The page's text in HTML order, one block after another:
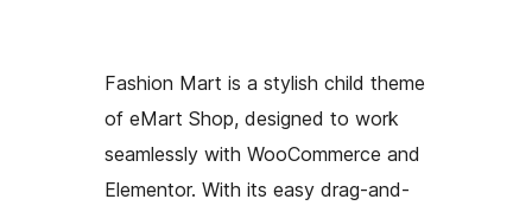
Fashion Mart is a stylish child theme
of eMart Shop, designed to work
seamlessly with WooCommerce and
Elementor. With its easy drag-and-